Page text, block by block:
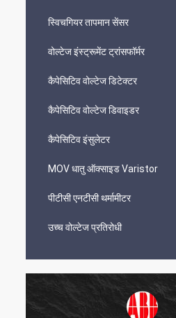
स्विचगियर तापमान सेंसर
वोल्टेज इंस्ट्रूमेंट ट्रांसफॉर्मर
कैपेसिटिव वोल्टेज डिटेक्टर
कैपेसिटिव वोल्टेज डिवाइडर
कैपेसिटिव इंसुलेटर
MOV धातु ऑक्साइड Varistor
पीटीसी एनटीसी थर्मामीटर
उच्च वोल्टेज प्रतिरोधी